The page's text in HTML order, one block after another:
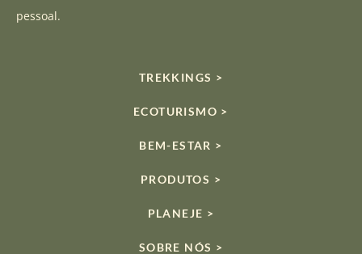
pessoal.
TREKKINGS >
ECOTURISMO >
BEM-ESTAR >
PRODUTOS >
PLANEJE >
SOBRE NÓS >